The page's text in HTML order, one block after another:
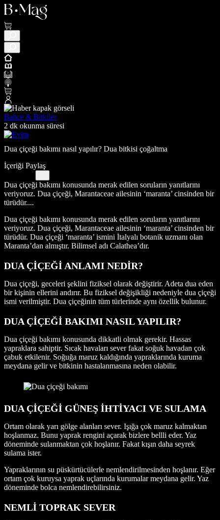
Bahçe & Bitkiler
2 dk okunma süresi
Dua çiçeği bakımı nasıl yapılır? Dua bitkisi çoğaltma
İçeriği Paylaş
Dua çiçeği bakımı konusunda merak edilen soruların yanıtlarını
veriyoruz. Dua çiçeği, Marantaceae ailesinin ‘maranta’ cinsinden bir
türüdür....
Dua çiçeği bakımı konusunda merak edilen soruların yanıtlarını
veriyoruz. Dua çiçeği, Marantaceae ailesinin ‘maranta’ cinsinden bir
türüdür. Dua çiçeği ‘maranta’ ismini İtalyalı botanik uzmanı olan
Maranta’dan almıştır. Bilimsel adı Calathea’dır.
DUA ÇİÇEĞİ ANLAMI NEDİR?
Dua çiçeği, geceleri şeklini fiziksel olarak değiştirir. Adeta dua eden
bir kişinin ellerini andırır. Bu fiziksel değişikliği nedeniyle dua çiçeği
ismi verilmiştir. Dua çiçeğinin tüm türlerinde aynı özellik bulunur.
DUA ÇİÇEĞİ BAKIMI NASIL YAPILIR?
Dua çiçeği bakımı konusunda dikkatli olmak gerekir. Hassas
yapraklara sahiptir. Sıcak havaları sever fakat soğuk havadan çok
çabuk etkilenir. Soğuğa maruz kaldığında yapraklarında kuruma
meydana gelir ve bitkinin hastalanmasına neden olabilir.
DUA ÇİÇEĞİ GÜNEŞ İHTİYACI VE SULAMA
Ortam olarak yarı gölge alanları sever. Işığa çok maruz kalmaktan
hoşlanmaz. Bunu yaprak rengini açarak bizlere bellli eder. Yaz
döneminde sulanmaktan çok hoşlanır. Fakat kışın daha seyrek
sulama ister.
Yapraklarının su püskürtücülerle nemlendirilmesinden hoşlanır. Eğer
ortam çok kuruysa yaprak uçlarında kurumalar meydana gelir. Yaz
döneminde bolca nemlendirebilirsiniz.
NEMLİ TOPRAK SEVER